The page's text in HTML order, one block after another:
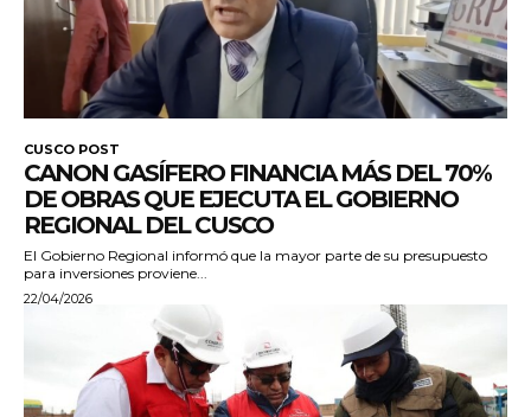
CUSCO POST
CANON GASÍFERO FINANCIA MÁS DEL 70%
DE OBRAS QUE EJECUTA EL GOBIERNO
REGIONAL DEL CUSCO
El Gobierno Regional informó que la mayor parte de su presupuesto
para inversiones proviene...
22/04/2026